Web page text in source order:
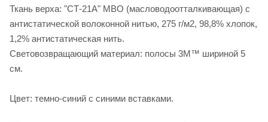
Ткань верха: "СТ-21А" МВО (масловодоотталкивающая) с
антистатической волоконной нитью, 275 г/м2, 98,8% хлопок,
1,2% антистатическая нить.
Световозвращающий материал: полосы 3M™ шириной 5
см.
Цвет: темно-синий с синими вставками.